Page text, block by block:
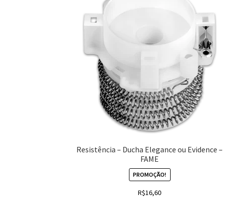
Resistência – Ducha Elegance ou Evidence –
FAME
PROMOÇÃO!
R$16,60